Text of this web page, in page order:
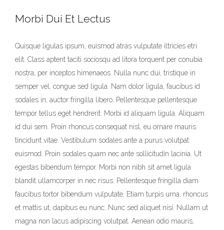
Morbi Dui Et Lectus
Quisque ligulas ipsum, euismod atras vulputate iltricies etri
elit. Class aptent taciti sociosqu ad litora torquent per conubia
nostra, per inceptos himenaeos. Nulla nunc dui, tristique in
semper vel, congue sed ligula. Nam dolor ligula, faucibus id
sodales in, auctor fringilla libero. Pellentesque pellentesque
tempor tellus eget hendrerit. Morbi id aliquam ligula. Aliquam
id dui sem. Proin rhoncus consequat nisl, eu ornare mauris
tincidunt vitae. Vestibulum sodales ante a purus volutpat
euismod. Proin sodales quam nec ante sollicitudin lacinia. Ut
egestas bibendum tempor. Morbi non nibh sit amet ligula
blandit ullamcorper in nec risus. Pellentesque fringilla diam
faucibus tortor bibendum vulputate. Etiam turpis urna, rhoncus
et mattis ut, dapibus eu nunc. Nunc sed aliquet nisi. Nullam ut
magna non lacus adipiscing volutpat. Aenean odio mauris,